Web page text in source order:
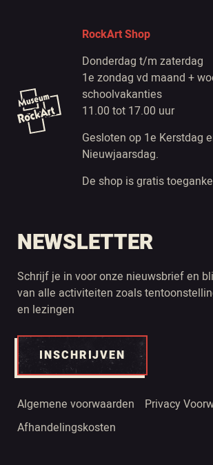
RockArt Shop
Donderdag t/m zaterdag
1e zondag vd maand +
schoolvakanties
11.00 tot 17.00 uur
Gesloten op 1e Kerstdag
Nieuwjaarsdag.
De shop is gratis
NEWSLETTER
Schrijf je in voor onze nieuwsbrief en
van alle activiteiten zoals
en lezingen
INSCHRIJVEN
Algemene voorwaarden
Privacy
Afhandelingskosten